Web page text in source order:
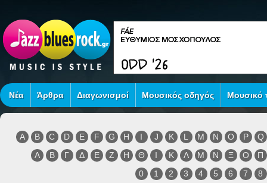
Νέα Άρθρα Διαγωνισμοί Μουσικός οδηγός Μουσικό
A B C D E F G H I J K L M N O P
Q
Α
Β Γ Δ Ε Ζ Η Θ Ι Κ Λ Μ Ν Ξ Ο
Π
0
1 2 3 4 5 6 7 8